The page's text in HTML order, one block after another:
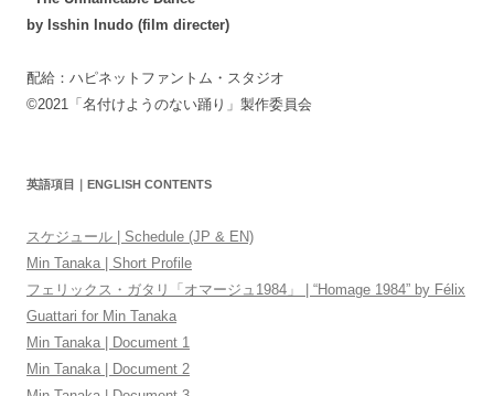
by Isshin Inudo (film directer)
配給：ハピネットファントム・スタジオ
©2021「名付けようのない踊り」製作委員会
英語項目｜ENGLISH CONTENTS
スケジュール | Schedule (JP & EN)
Min Tanaka | Short Profile
フェリックス・ガタリ「オマージュ1984」 | “Homage 1984” by Félix
Guattari for Min Tanaka
Min Tanaka | Document 1
Min Tanaka | Document 2